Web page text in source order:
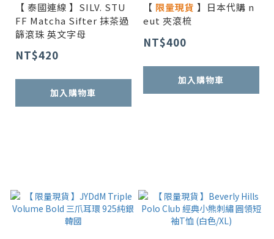
【 泰國連線 】SILV. STU
FF Matcha Sifter 抹茶過
篩滾珠 英文字母
NT$420
加入購物車
【 限量現貨 】日本代購 n
eut 夾滾梳
NT$400
加入購物車